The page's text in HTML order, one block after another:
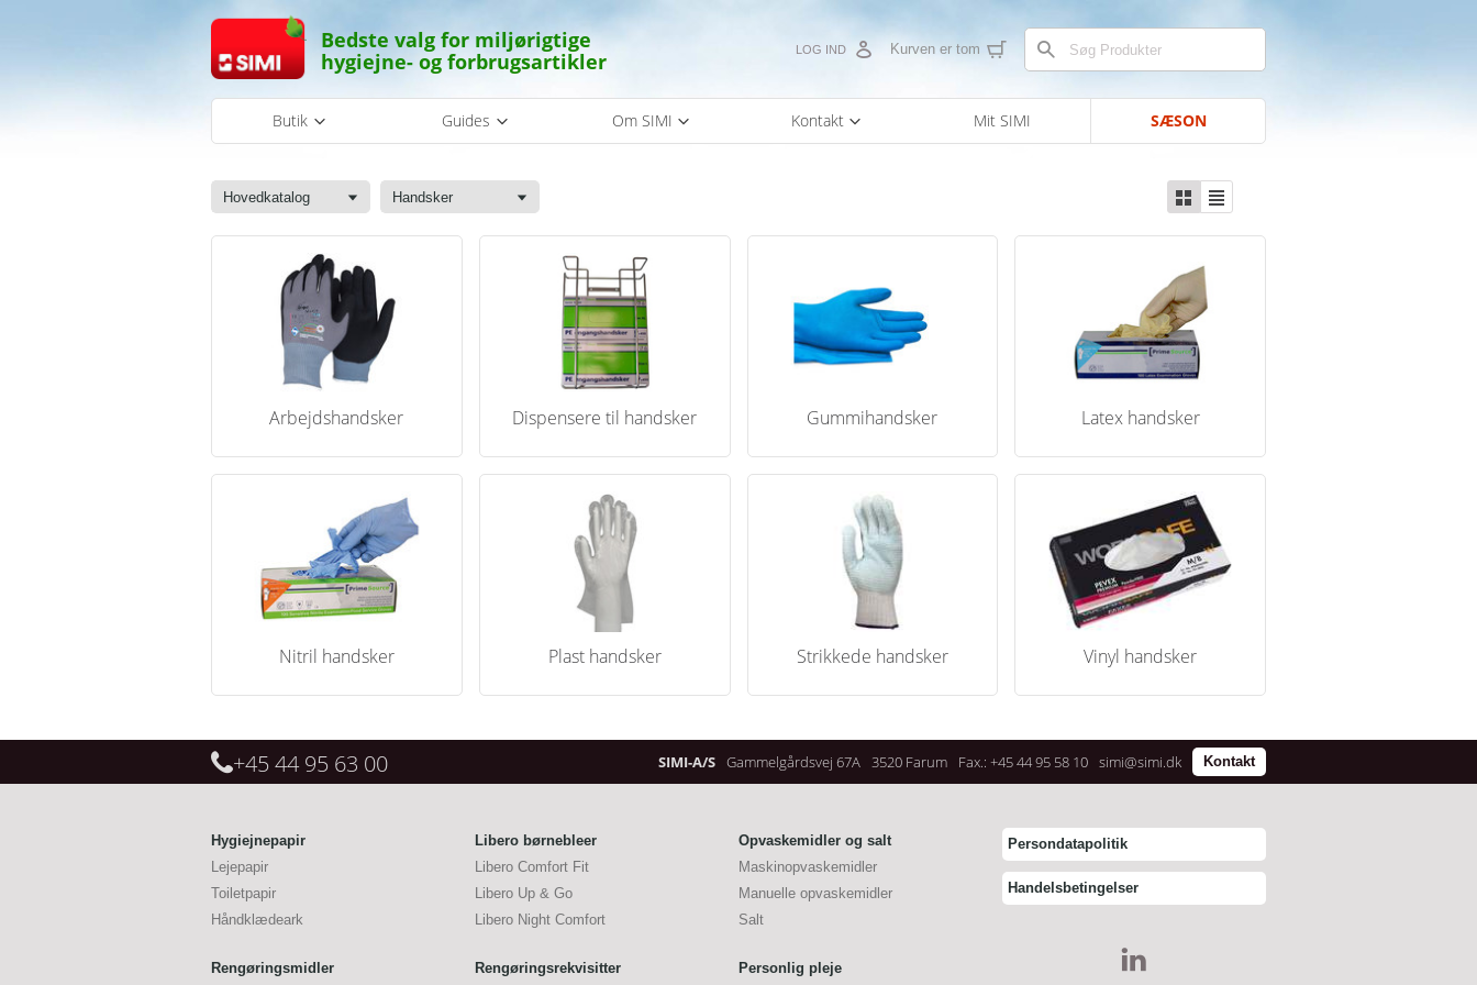
Bedste valg for miljørigtige
hygiejne- og forbrugsartikler
Kurven er tom
LOG IND
Butik Guides Om SIMI Kontakt Mit SIMI SÆSON
Hovedkatalog Handsker
Arbejdshandsker Dispensere til handsker Gummihandsker Latex handsker
Nitril handsker Plast handsker Strikkede handsker Vinyl handsker
+45 44 95 63 00 Kontakt
simi@simi.dk
Fax.: +45 44 95 58 10
3520 Farum
Gammelgårdsvej 67A
SIMI-A/S
Hygiejnepapir
Lejepapir
Toiletpapir
Håndklædeark
Libero børnebleer
Libero Comfort Fit
Libero Up & Go
Libero Night Comfort
Opvaskemidler og salt
Maskinopvaskemidler
Manuelle opvaskemidler
Salt
Rengøringsmidler Rengøringsrekvisitter Personlig pleje
Persondatapolitik
Handelsbetingelser